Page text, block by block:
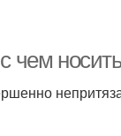
чем